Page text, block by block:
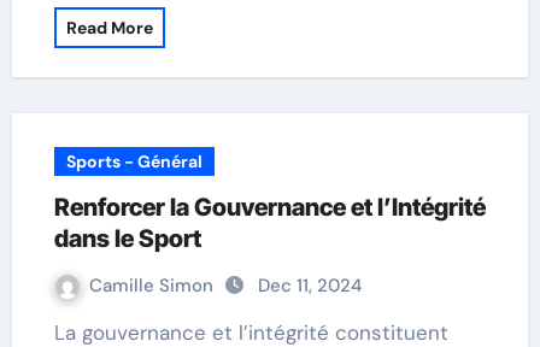
Read More
Sports - Général
Renforcer la Gouvernance et l’Intégrité
dans le Sport
Camille Simon Dec 11, 2024
La gouvernance et l’intégrité constituent